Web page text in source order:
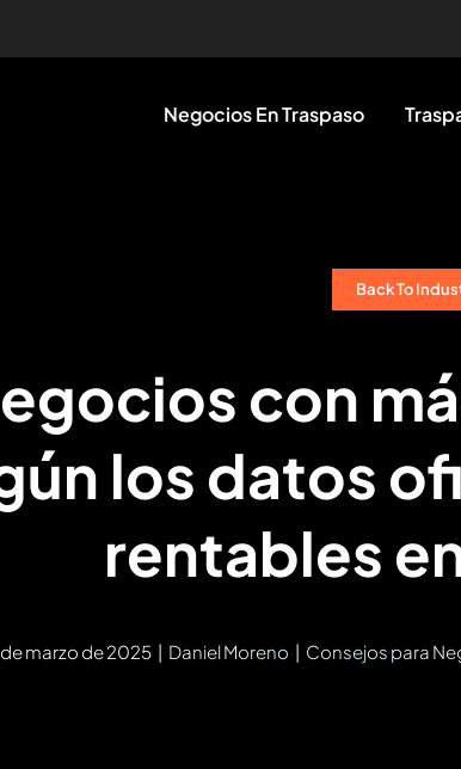
Negocios En Traspaso
Back To
con
los datos
rentables
marzo de 2025 | Daniel Moreno | Consejos para